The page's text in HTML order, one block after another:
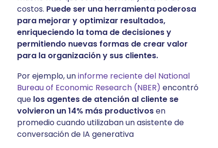
costos. Puede ser una herramienta poderosa
para mejorar y optimizar resultados,
enriqueciendo la toma de decisiones y
permitiendo nuevas formas de crear valor
para la organización y sus clientes.
Por ejemplo, uninforme reciente del National
Bureau of Economic Research (NBER) encontró
que los agentes de atención al cliente se
volvieron un 14% más productivosen
promedio cuando utilizaban un asistente de
conversación de IA generativa